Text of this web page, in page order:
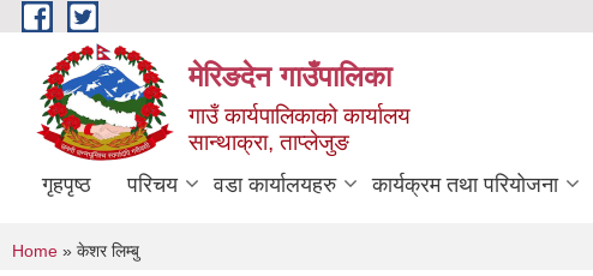
Skip to main content
मेरिङदेन गाउँपालिका
गाउँ कार्यपालिकाको कार्यालय
सान्थाक्रा, ताप्लेजुङ
गृहपृष्ठ परिचय वडा कार्यालयहरु कार्यक्रम तथा परियोजना
You are here
Home » केशर लिम्बु